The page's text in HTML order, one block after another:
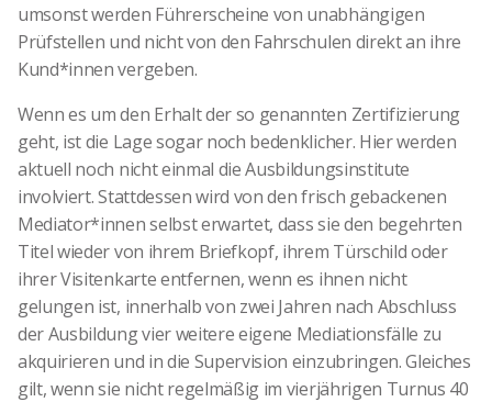
umsonst werden Führerscheine von unabhängigen
Prüfstellen und nicht von den Fahrschulen direkt an ihre
Kund*innen vergeben.
Wenn es um den Erhalt der so genannten Zertifizierung
geht, ist die Lage sogar noch bedenklicher. Hier werden
aktuell noch nicht einmal die Ausbildungsinstitute
involviert. Stattdessen wird von den frisch gebackenen
Mediator*innen selbst erwartet, dass sie den begehrten
Titel wieder von ihrem Briefkopf, ihrem Türschild oder
ihrer Visitenkarte entfernen, wenn es ihnen nicht
gelungen ist, innerhalb von zwei Jahren nach Abschluss
der Ausbildung vier weitere eigene Mediationsfälle zu
akquirieren und in die Supervision einzubringen. Gleiches
gilt, wenn sie nicht regelmäßig im vierjährigen Turnus 40